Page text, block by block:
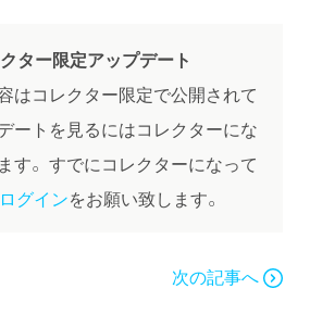
ター限定アップデート
はコレクター限定で公開されて
ートを見るにはコレクターにな
す。 すでにコレクターになって
ログインをお願い致します。
次の記事へ